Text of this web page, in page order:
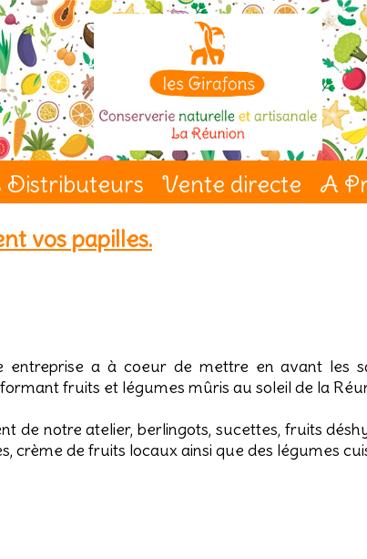
Distributeurs Vente directe A
vos papilles.
entreprise a à coeur de mettre en avant les
fruits et légumes mûris au soleil de la
de notre atelier, berlingots, sucettes, fruits
crème de fruits locaux ainsi que des légumes